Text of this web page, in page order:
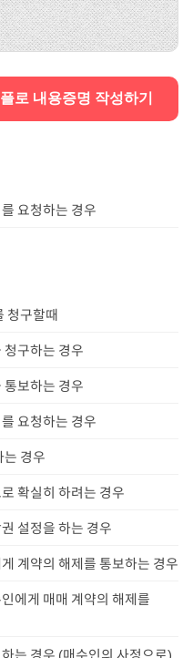
로 내용증명 작성하기
요청하는 경우
청구할때
구하는 경우
보하는 경우
요청하는 경우
경우
확실히 하려는 경우
설정을 하는 경우
계약의 해제를 통보하는 경우
에게 매매 계약의 해제를